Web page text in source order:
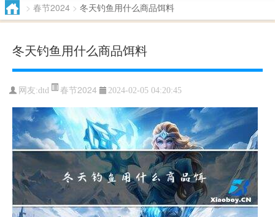
> 春节2024 > 冬天钓鱼用什么商品饵料
冬天钓鱼用什么商品饵料
网友:dtd 春节2024 2024-02-05 04:20:45